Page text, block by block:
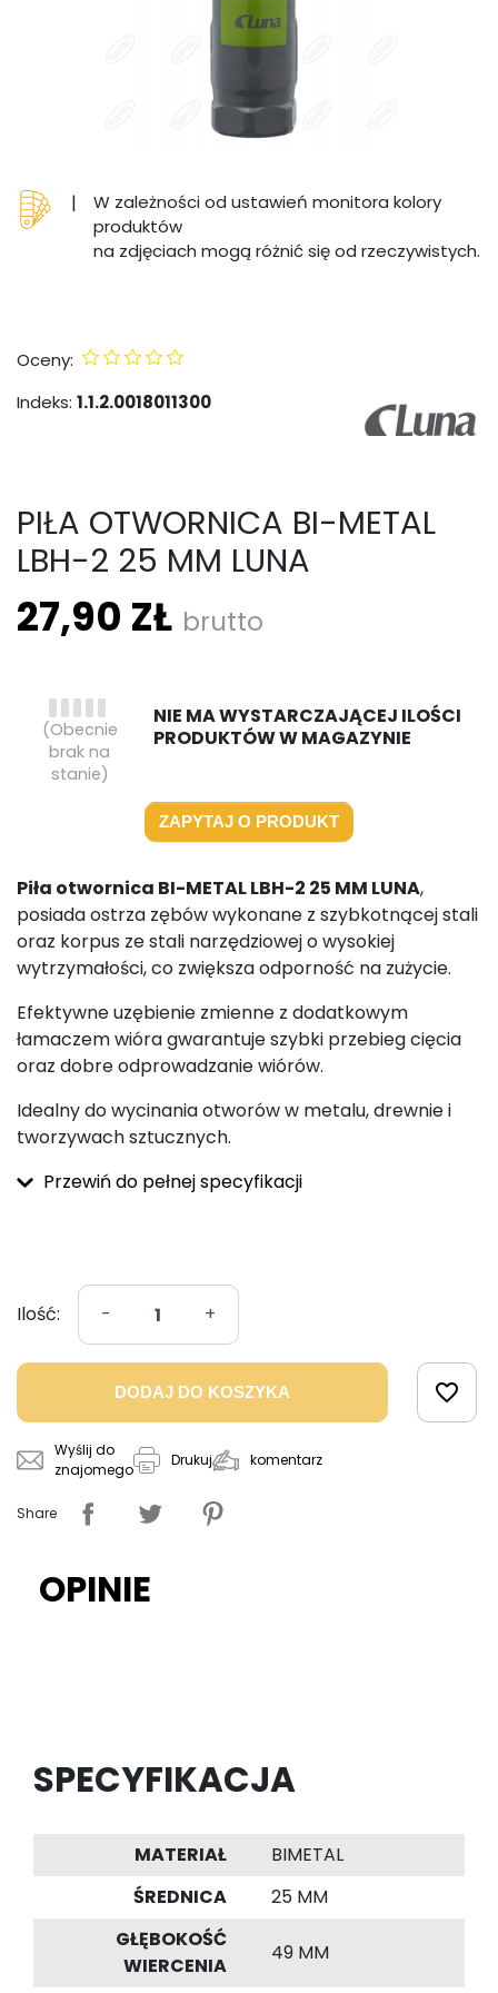
|
W zależności od ustawień monitora kolory
produktów
na zdjęciach mogą różnić się od rzeczywistych.
Oceny:
Indeks: 1.1.2.0018011300
PIŁA OTWORNICA BI-METAL
LBH-2 25 MM LUNA
27,90 ZŁ brutto
NIE MA WYSTARCZAJĄCEJ ILOŚCI
PRODUKTÓW W MAGAZYNIE
(Obecnie
brak na
stanie)
ZAPYTAJ O PRODUKT
Piła otwornica BI-METAL LBH-2 25 MM LUNA,
posiada ostrza zębów wykonane z szybkotnącej stali
oraz korpus ze stali narzędziowej o wysokiej
wytrzymałości, co zwiększa odporność na zużycie.
Efektywne uzębienie zmienne z dodatkowym
łamaczem wióra gwarantuje szybki przebieg cięcia
oraz dobre odprowadzanie wiórów.
Idealny do wycinania otworów w metalu, drewnie i
tworzywach sztucznych.
Przewiń do pełnej specyfikacji
Ilość: - +
DODAJ DO KOSZYKA favorite_border
Wyślij do
znajomego
Drukuj komentarz
Share
OPINIE
SPECYFIKACJA
MATERIAŁ
BIMETAL
ŚREDNICA
25 MM
GŁĘBOKOŚĆ
WIERCENIA
49 MM